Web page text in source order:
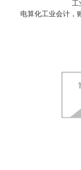
电算化工业会计，